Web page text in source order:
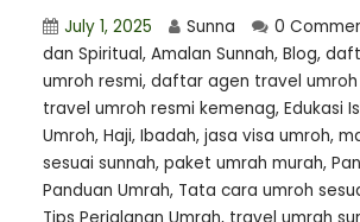
July 1, 2025 Sunna 0
dan Spiritual, Amalan Sunnah, Blog,
umroh resmi, daftar agen travel umroh
travel umroh resmi kemenag, Edukasi
Umroh, Haji, Ibadah, jasa visa umroh,
sesuai sunnah, paket umrah murah,
Panduan Umrah, Tata cara umroh